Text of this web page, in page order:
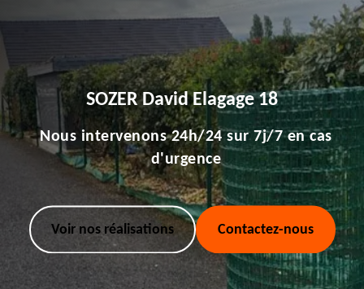
SOZER David Elagage 18
Nous intervenons 24h/24 sur 7j/7 en cas
d'urgence
Voir nos réalisations Contactez-nous